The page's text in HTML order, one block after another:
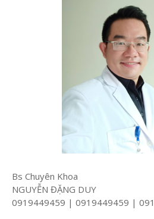
Bs Chuyên Khoa
NGUYỄN ĐẶNG DUY
0919449459 | 0919449459 |